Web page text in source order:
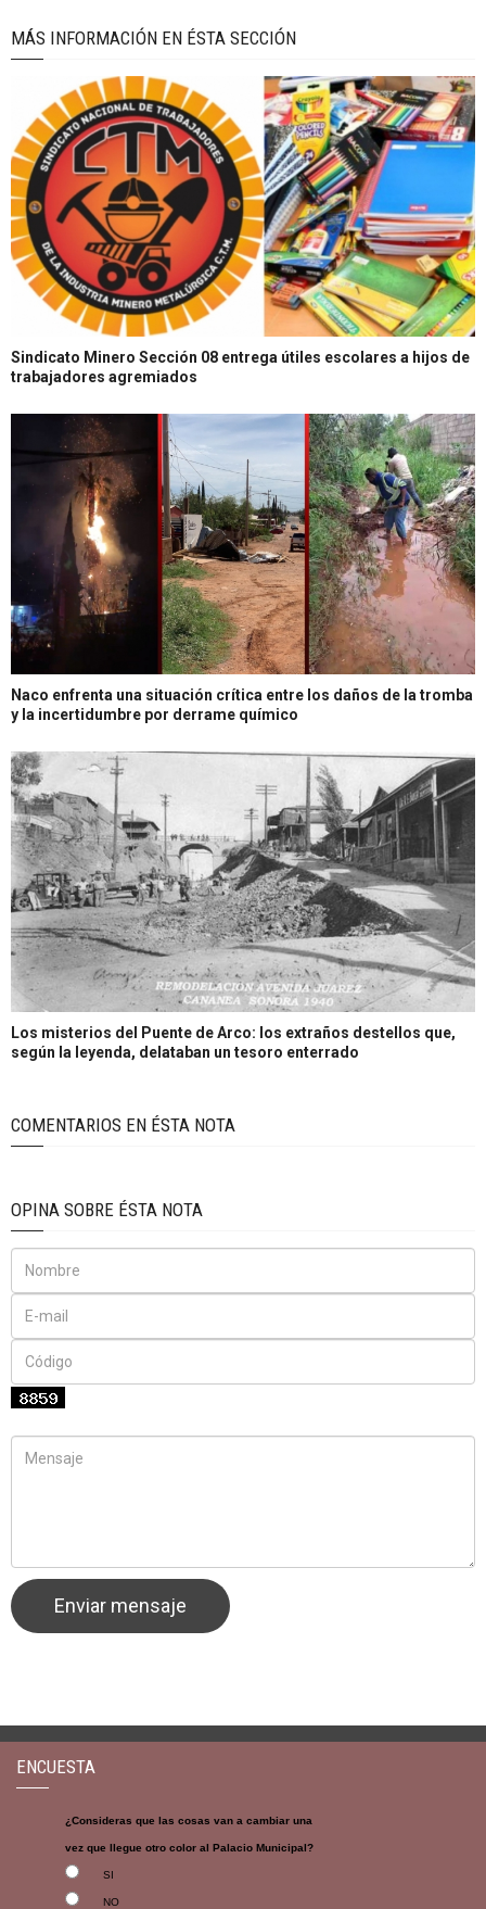
MÁS INFORMACIÓN EN ÉSTA SECCIÓN
Sindicato Minero Sección 08 entrega útiles escolares a hijos de
trabajadores agremiados
Naco enfrenta una situación crítica entre los daños de la tromba
y la incertidumbre por derrame químico
Los misterios del Puente de Arco: los extraños destellos que,
según la leyenda, delataban un tesoro enterrado
COMENTARIOS EN ÉSTA NOTA
OPINA SOBRE ÉSTA NOTA
ENCUESTA
¿Consideras que las cosas van a cambiar una
vez que llegue otro color al Palacio Municipal?
SI
NO